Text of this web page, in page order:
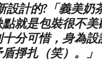
計的?「義美奶
就是包裝很不
分可惜，身為
掙扎（笑）。」